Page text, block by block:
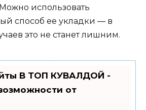
использовать
способ ее укладки — в
это не станет лишним.
В ТОП КУВАЛДОЙ -
от